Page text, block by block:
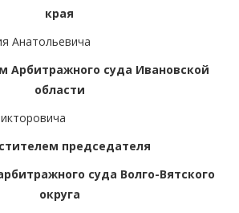
края
Анатольевича
Арбитражного суда Ивановской
области
председателя
суда Волго-Вятского
округа